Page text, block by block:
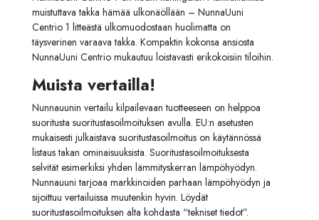
muistuttava takka hämää ulkonäöllään – NunnaUuni
Centrio 1 litteästä ulkomuodostaan huolimatta on
täysverinen varaava takka. Kompaktin kokonsa ansiosta
NunnaUuni Centrio mukautuu loistavasti erikokoisiin tiloihin.
Muista vertailla!
Nunnauunin vertailu kilpailevaan tuotteeseen on helppoa
suoritusta suoritustasoilmoituksen avulla. EU:n asetusten
mukaisesti julkaistava suoritustasoilmoitus on käytännössä
listaus takan ominaisuuksista. Suoritustasoilmoituksesta
selvität esimerkiksi yhden lämmityskerran lämpöhyödyn.
Nunnauuni tarjoaa markkinoiden parhaan lämpöhyödyn ja
sijoittuu vertailuissa muutenkin hyvin. Löydät
suoritustasoilmoituksen alta kohdasta “tekniset tiedot”.